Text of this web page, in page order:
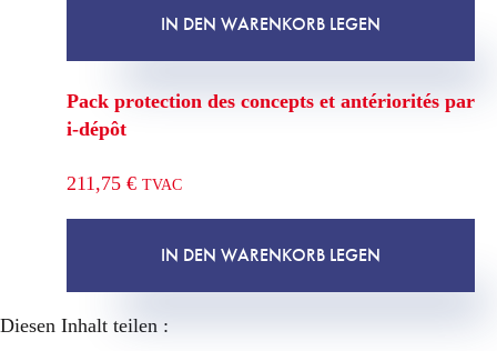
IN DEN WARENKORB LEGEN
Pack protection des concepts et antériorités par
i-dépôt
211,75 € TVAC
IN DEN WARENKORB LEGEN
Diesen Inhalt teilen :